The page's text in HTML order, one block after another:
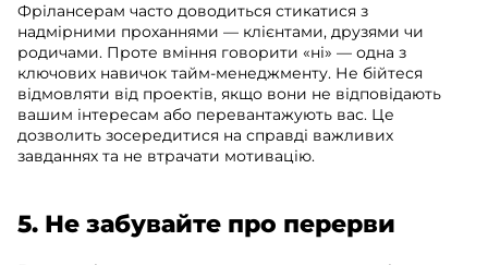
Фрілансерам часто доводиться стикатися з
надмірними проханнями — клієнтами, друзями чи
родичами. Проте вміння говорити «ні» — одна з
ключових навичок тайм-менеджменту. Не бійтеся
відмовляти від проектів, якщо вони не відповідають
вашим інтересам або перевантажують вас. Це
дозволить зосередитися на справді важливих
завданнях та не втрачати мотивацію.
5. Не забувайте про перерви